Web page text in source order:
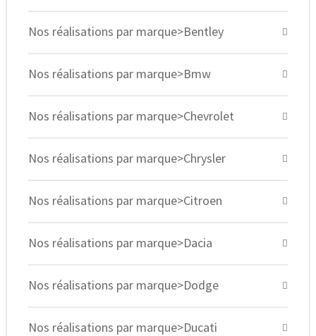
Nos réalisations par marque>Bentley
Nos réalisations par marque>Bmw
Nos réalisations par marque>Chevrolet
Nos réalisations par marque>Chrysler
Nos réalisations par marque>Citroen
Nos réalisations par marque>Dacia
Nos réalisations par marque>Dodge
Nos réalisations par marque>Ducati